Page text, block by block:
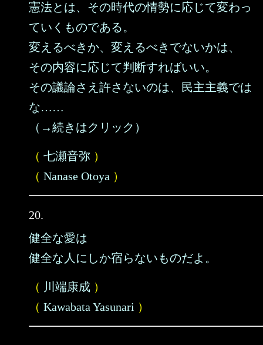
憲法とは、その時代の情勢に応じて変わっ
ていくものである。
変えるべきか、変えるべきでないかは、
その内容に応じて判断すればいい。
その議論さえ許さないのは、民主主義では
な……
（→続きはクリック）
（ 七瀬音弥 ）
（ Nanase Otoya ）
20.
健全な愛は
健全な人にしか宿らないものだよ。
（ 川端康成 ）
（ Kawabata Yasunari ）